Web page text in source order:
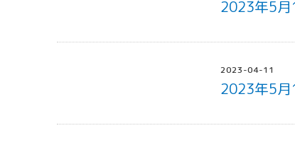
2023年5
2023-04-11
2023年5